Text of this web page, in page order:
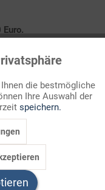
der
als möglicher
bisher aber
Sie?
Aktiv
Inaktiv
Inaktiv
die bestmögliche
Ihre Auswahl der
speichern.